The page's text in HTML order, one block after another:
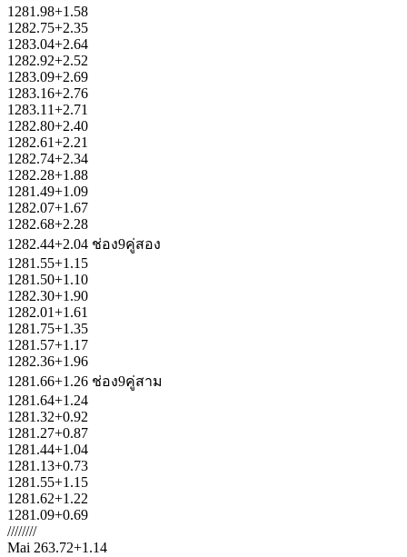
1281.98+1.58
1282.75+2.35
1283.04+2.64
1282.92+2.52
1283.09+2.69
1283.16+2.76
1283.11+2.71
1282.80+2.40
1282.61+2.21
1282.74+2.34
1282.28+1.88
1281.49+1.09
1282.07+1.67
1282.68+2.28
1282.44+2.04 ช่อง9คู่สอง
1281.55+1.15
1281.50+1.10
1282.30+1.90
1282.01+1.61
1281.75+1.35
1281.57+1.17
1282.36+1.96
1281.66+1.26 ช่อง9คู่สาม
1281.64+1.24
1281.32+0.92
1281.27+0.87
1281.44+1.04
1281.13+0.73
1281.55+1.15
1281.62+1.22
1281.09+0.69
////////
Mai 263.72+1.14